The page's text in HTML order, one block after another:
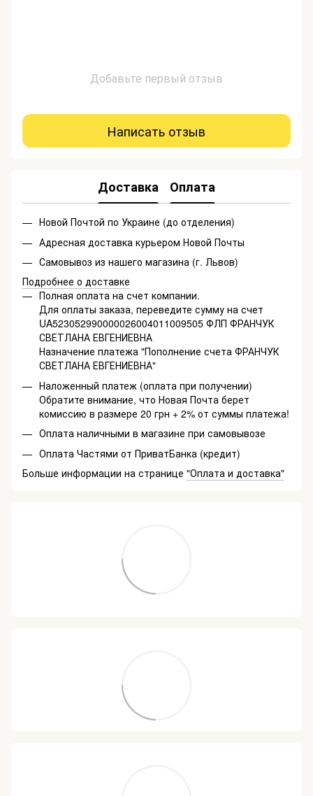
Добавьте первый отзыв
Написать отзыв
Доставка Оплата
Новой Почтой по Украине (до отделения)
Адресная доставка курьером Новой Почты
Самовывоз из нашего магазина (г. Львов)
Подробнее о доставке
Полная оплата на счет компании.
Для оплаты заказа, переведите сумму на счет
UA523052990000026004011009505 ФЛП ФРАНЧУК
СВЕТЛАНА ЕВГЕНИЕВНА
Назначение платежа "Пополнение счета ФРАНЧУК
СВЕТЛАНА ЕВГЕНИЕВНА"
Наложенный платеж (оплата при получении)
Обратите внимание, что Новая Почта берет
комиссию в размере 20 грн + 2% от суммы платежа!
Оплата наличными в магазине при самовывозе
Оплата Частями от ПриватБанка (кредит)
Больше информации на странице "Оплата и доставка"